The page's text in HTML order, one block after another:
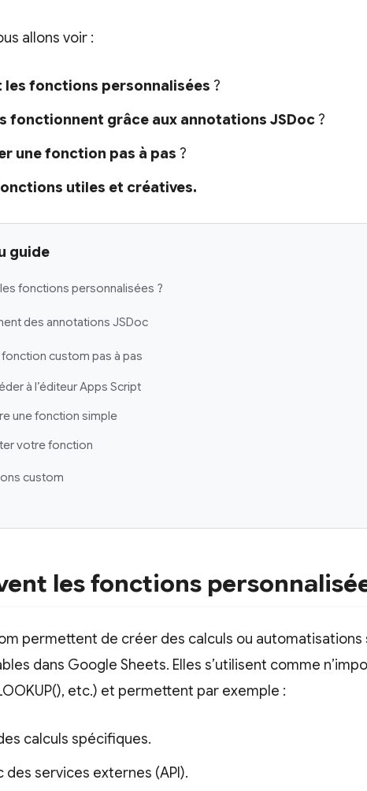
allons voir :
les fonctions personnalisées ?
fonctionnent grâce aux annotations JSDoc?
une fonction pas à pas ?
utiles et créatives.
guide
fonctions personnalisées ?
des annotations JSDoc
custom pas à pas
à l’éditeur Apps Script
une fonction simple
votre fonction
custom
les fonctions
permettent de créer des calculs ou automatisations
dans Google Sheets. Elles s’utilisent comme
etc.) et permettent par exemple :
calculs spécifiques.
des services externes (API).